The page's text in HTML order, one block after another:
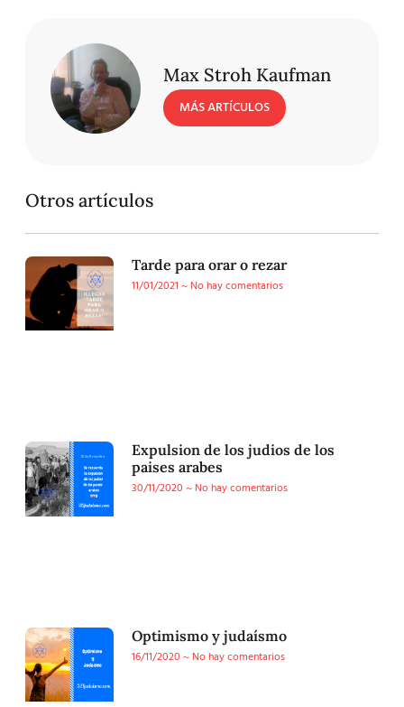
Max Stroh Kaufman
MÁS ARTÍCULOS
Otros artículos
Tarde para orar o rezar
11/01/2021
No hay comentarios
Expulsion de los judios de los
paises arabes
30/11/2020
No hay comentarios
Optimismo y judaísmo
16/11/2020
No hay comentarios